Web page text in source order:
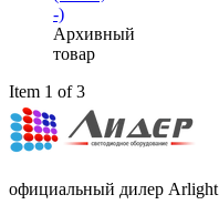
-)
Архивный
товар
Item 1 of 3
официальный дилер Arlight